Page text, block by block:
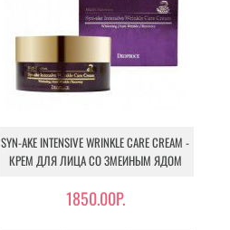
SYN-AKE INTENSIVE WRINKLE CARE CREAM -
КРЕМ ДЛЯ ЛИЦА СО ЗМЕИНЫМ ЯДОМ
1850.00Р.